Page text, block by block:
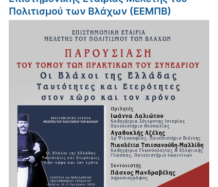
Πολιτισμού των Βλάχων (ΕΕΜΠΒ)